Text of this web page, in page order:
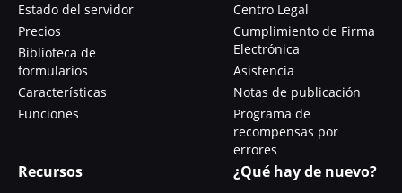
Estado del servidor
Precios
Biblioteca de
formularios
Características
Funciones
Centro Legal
Cumplimiento de Firma
Electrónica
Asistencia
Notas de publicación
Programa de
recompensas por
errores
Recursos ¿Qué hay de nuevo?